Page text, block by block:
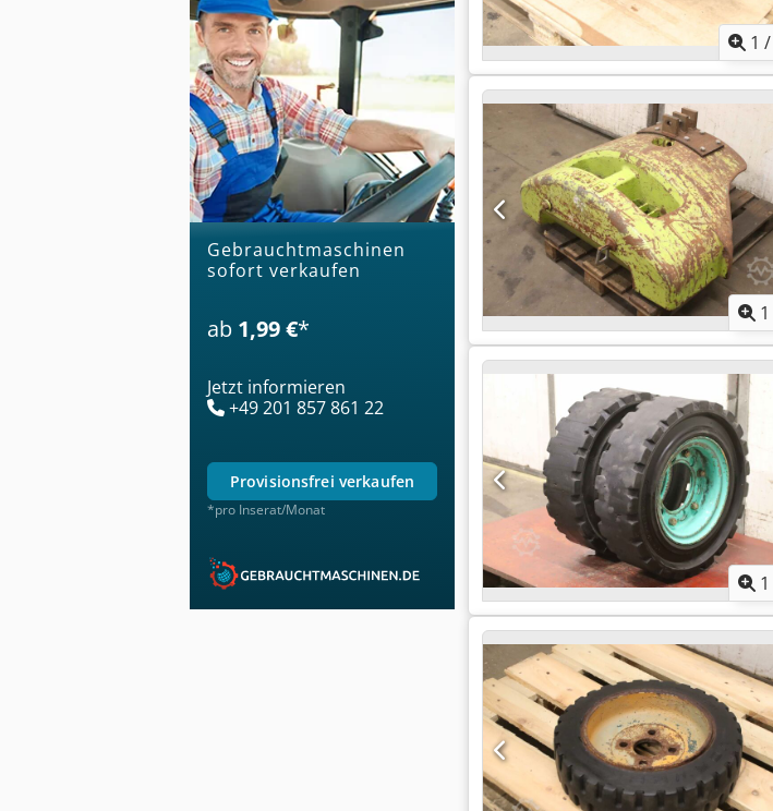
Gebrauchtmaschinen
sofort verkaufen
ab 1,99 €*
Jetzt informieren
+49 201 857 861 22
provisionsfrei verkaufen
*pro Inserat/Monat
1 /
1
1